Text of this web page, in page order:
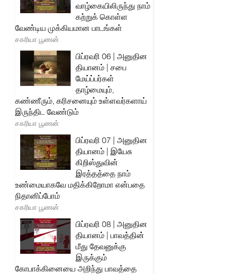
வாழ்கையிலிருந்து நாம்
கற்றுக் கொள்ள
வேண்டிய முக்கியமான பாடங்கள்
சகரியா பூணன்
பிப்ரவரி 06 | அனுதின
தியானம் | சபை
மேய்ப்பர்கள்
தாழ்மையும்,
கண்ணீரும், கரிசனையும் உள்ளவர்களாய்
இருந்திட வேண்டும்
சகரியா பூணன்
பிப்ரவரி 07 | அனுதின
தியானம் | இயேசு
கிறிஸ்துவின்
இரத்தத்தை நாம்
உண்மையாகவே மதிக்கிறோமா என்பதை
நிதானிப்போம்
சகரியா பூணன்
பிப்ரவரி 08 | அனுதின
தியானம் | பாவத்தின்
மீது தேவனுக்கு
இருக்கும்
கோபாக்கினையை அறிந்து பாவத்தை